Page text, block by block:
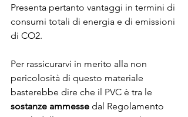
Presenta pertanto vantaggi in termini di
consumi totali di energia e di emissioni
di CO2.
Per rassicurarvi in merito alla non
pericolosità di questo materiale
basterebbe dire che il PVC è tra le
sostanze ammesse dal Regolamento